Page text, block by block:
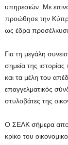
υπηρεσιών. Με
προώθησε την Κύπρο
ως έδρα
Για τη μεγάλη
σημεία της
και τα μέλη του
επαγγελματικός
στυλοβάτες της
Ο ΣΕΛΚ σήμερα
κρίκο του